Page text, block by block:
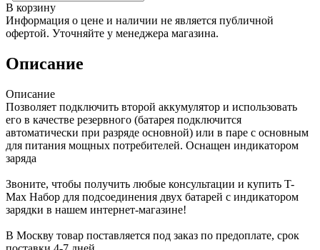
В корзину
Информация о цене и наличии не является публичной
офертой. Уточняйте у менеджера магазина.
Описание
Описание
Позволяет подключить второй аккумулятор и использовать
его в качестве резервного (батарея подключится
автоматически при разряде основной) или в паре с основным
для питания мощных потребителей. Оснащен индикатором
заряда
Звоните, чтобы получить любые консультации и купить T-
Max Набор для подсоединения двух батарей с индикатором
зарядки в нашем интернет-магазине!
В Москву товар поставляется под заказ по предоплате, срок